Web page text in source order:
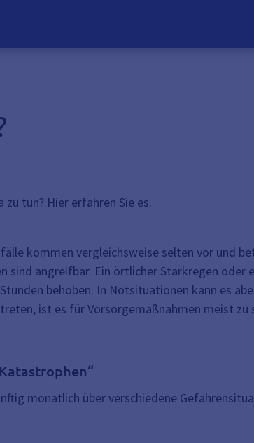
tun? Hier erfahren Sie es.
kommen vergleichsweise selten vor und
sind angreifbar. Ein örtlicher Starkregen oder
behoben. In Notsituationen kann es
ist es für Vorsorgemaßnahmen meist zu
monatlich über verschiedene